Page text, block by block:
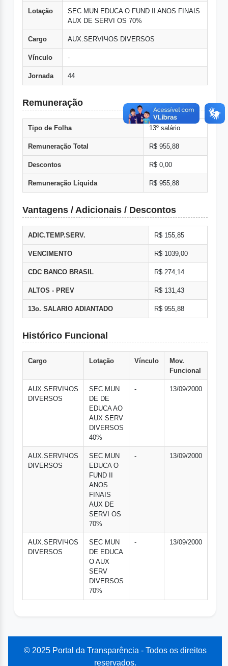
Lotação
SEC MUN EDUCA O FUND II ANOS FINAIS
AUX DE SERVI OS 70%
Cargo AUX.SERVIЧOS DIVERSOS
Vínculo -
Jornada 44
Remuneração
Tipo de Folha 13º salário
Remuneração Total R$ 955,88
Descontos R$ 0,00
Remuneração Líquida R$ 955,88
Vantagens / Adicionais / Descontos
ADIC.TEMP.SERV. R$ 155,85
VENCIMENTO R$ 1039,00
CDC BANCO BRASIL R$ 274,14
ALTOS - PREV R$ 131,43
13o. SALARIO ADIANTADO R$ 955,88
Histórico Funcional
Cargo Lotação Vínculo
Mov.
Funcional
AUX.SERVIЧOS
DIVERSOS
SEC MUN
DE DE
EDUCA AO
AUX SERV
DIVERSOS
40%
- 13/09/2000
AUX.SERVIЧOS
DIVERSOS
SEC MUN
EDUCA O
FUND II
ANOS
FINAIS
AUX DE
SERVI OS
70%
- 13/09/2000
AUX.SERVIЧOS
DIVERSOS
SEC MUN
DE EDUCA
O AUX
SERV
DIVERSOS
70%
- 13/09/2000
© 2025 Portal da Transparência - Todos os direitos
reservados.